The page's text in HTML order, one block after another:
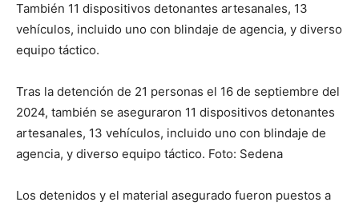
También 11 dispositivos detonantes artesanales, 13
vehículos, incluido uno con blindaje de agencia, y diverso
equipo táctico.
Tras la detención de 21 personas el 16 de septiembre del
2024, también se aseguraron 11 dispositivos detonantes
artesanales, 13 vehículos, incluido uno con blindaje de
agencia, y diverso equipo táctico. Foto: Sedena
Los detenidos y el material asegurado fueron puestos a